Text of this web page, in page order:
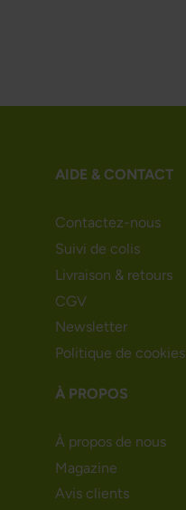
AIDE & CONTACT
Contactez-nous
Suivi de colis
Livraison & retours
CGV
Newsletter
Politique de cookies
À PROPOS
À propos de nous
Magazine
Avis clients